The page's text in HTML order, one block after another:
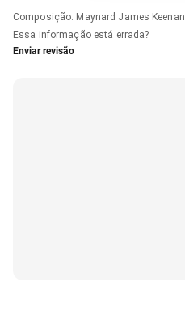
Composição: Maynard James Keenan
Essa informação está errada?
Enviar revisão